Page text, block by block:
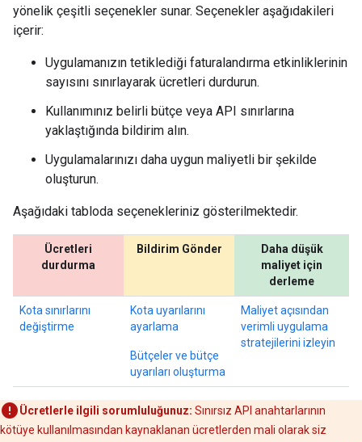
yönelik çeşitli seçenekler sunar. Seçenekler aşağıdakileri
içerir:
Uygulamanızın tetiklediği faturalandırma etkinliklerinin
sayısını sınırlayarak ücretleri durdurun.
Kullanımınız belirli bütçe veya API sınırlarına
yaklaştığında bildirim alın.
Uygulamalarınızı daha uygun maliyetli bir şekilde
oluşturun.
Aşağıdaki tabloda seçenekleriniz gösterilmektedir.
Ücretleri
durdurma
Bildirim Gönder
Daha düşük
maliyet için
derleme
Kota sınırlarını
değiştirme
Kota uyarılarını
ayarlama
Bütçeler ve bütçe
uyarıları oluşturma
Maliyet açısından
verimli uygulama
stratejilerini izleyin
Ücretlerle ilgili sorumluluğunuz: Sınırsız API anahtarlarının
kötüye kullanılmasından kaynaklanan ücretlerden mali olarak siz